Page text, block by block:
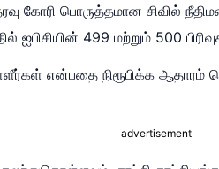
கோரி பொருத்தமான சிவில்
ஐபிசியின் 499 மற்றும் 500
என்பதை நிரூபிக்க ஆதாரம்
advertisement